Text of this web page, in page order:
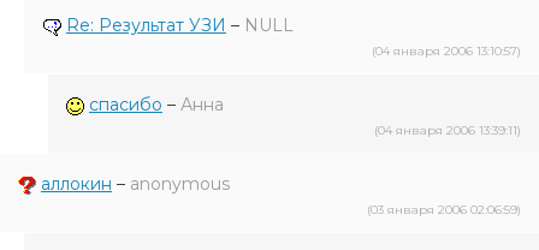
Re: Результат УЗИ – NULL
(04 января 2006 13:10:57)
спасибо – Анна
(04 января 2006 13:39:11)
аллокин – anonymous
(03 января 2006 02:06:59)